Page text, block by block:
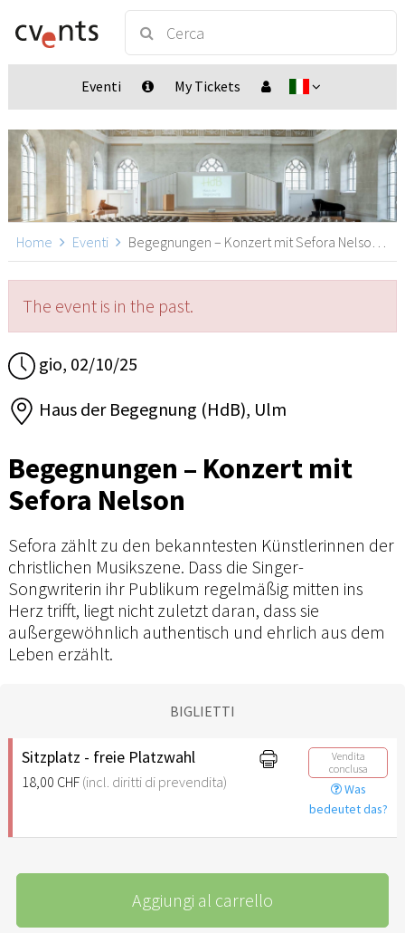
Eventi My Tickets
Home Eventi Begegnungen – Konzert mit Sefora Nelson, Ulm
The event is in the past.
gio, 02/10/25
Haus der Begegnung (HdB), Ulm
Begegnungen – Konzert mit
Sefora Nelson
Sefora zählt zu den bekanntesten Künstlerinnen der
christlichen Musikszene. Dass die Singer-
Songwriterin ihr Publikum regelmäßig mitten ins
Herz trifft, liegt nicht zuletzt daran, dass sie
außergewöhnlich authentisch und ehrlich aus dem
Leben erzählt.
BIGLIETTI
Sitzplatz - freie Platzwahl
18,00 CHF (incl. diritti di prevendita)
Vendita
conclusa
Was
bedeutet das?
Aggiungi al carrello